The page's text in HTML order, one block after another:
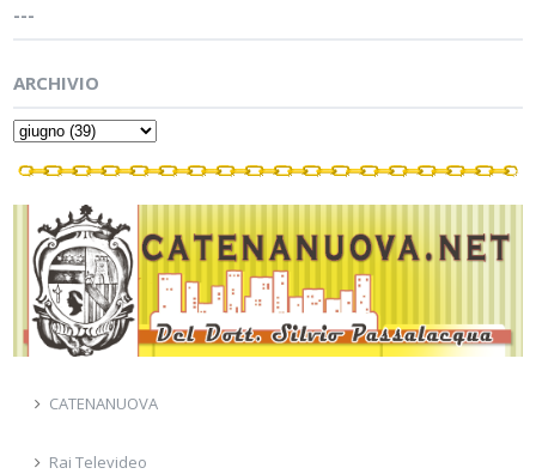
---
ARCHIVIO
CATENANUOVA
Rai Televideo